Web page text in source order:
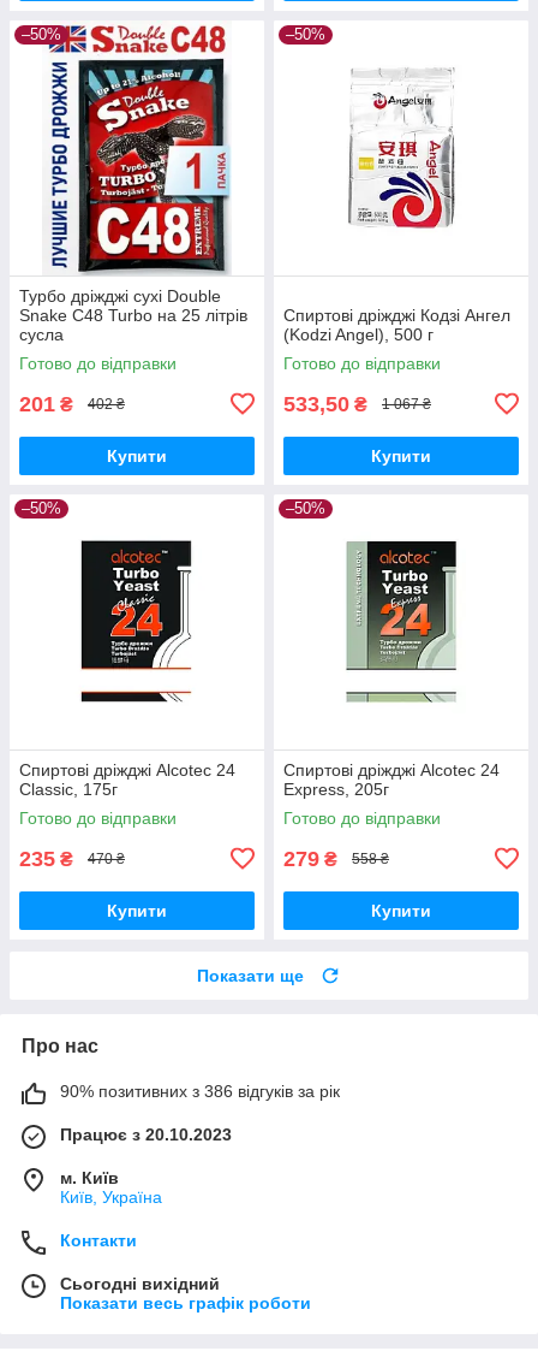
–50%
Турбо дріжджі сухі Double
Snake C48 Turbo на 25 літрів
сусла
Готово до відправки
201 ₴ 402 ₴
Купити
–50%
Спиртові дріжджі Кодзі Ангел
(Kodzi Angel), 500 г
Готово до відправки
533,50 ₴ 1 067 ₴
Купити
–50%
Спиртові дріжджі Alcotec 24
Classic, 175г
Готово до відправки
235 ₴ 470 ₴
Купити
–50%
Спиртові дріжджі Alcotec 24
Express, 205г
Готово до відправки
279 ₴ 558 ₴
Купити
Показати ще
Про нас
90% позитивних з 386 відгуків за рік
Працює з 20.10.2023
м. Київ
Київ, Україна
Контакти
Сьогодні вихідний
Показати весь графік роботи